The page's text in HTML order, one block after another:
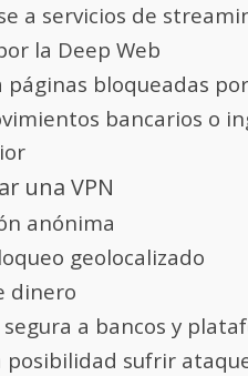
servicios de
la Deep Web
bloqueadas
bancarios o
una VPN
anónima
geolocalizado
a bancos y
sufrir